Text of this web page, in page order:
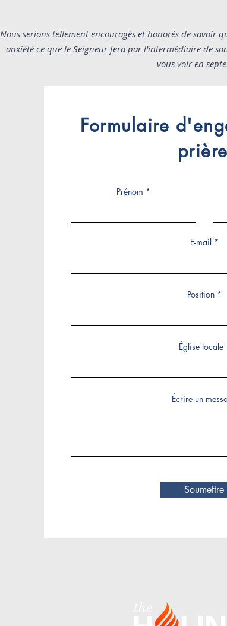
Nous serions tellement encouragés et honorés de savoir
anxiété ce que le Seigneur fera par l'intermédiaire de
vous voir en
Formulaire
prière
Prénom
E-mail
Position
Église locale
Écrire un
Soumettre